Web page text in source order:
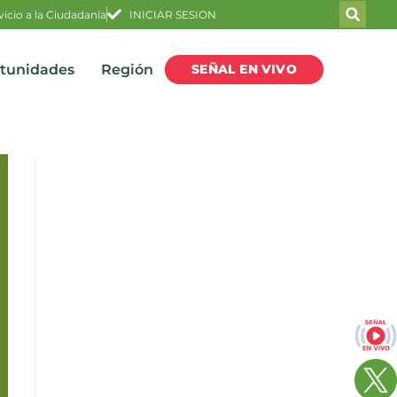
a la Ciudadanía INICIAR SESION
Región SEÑAL EN VIVO